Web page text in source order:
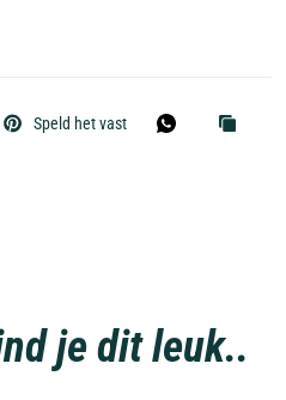
Speld het vast
je dit leuk..